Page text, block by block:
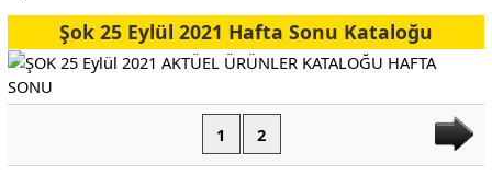
Şok 25 Eylül 2021 Hafta Sonu Kataloğu
1 2